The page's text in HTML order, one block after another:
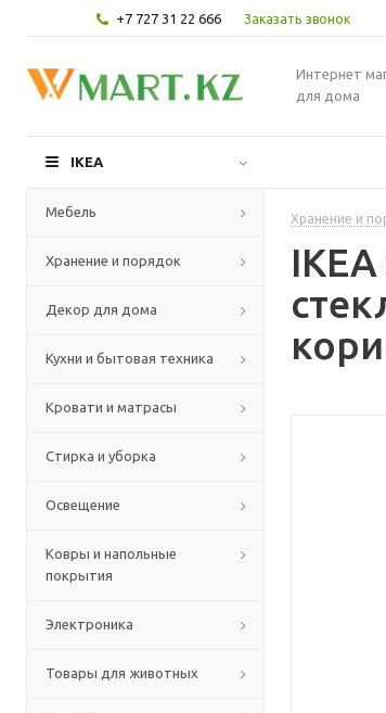
+7 727 31 22 666 Заказать звонок
Интернет
для дома
IKEA
Мебель
Хранение и порядок
Декор для дома
Кухни и бытовая техника
Кровати и матрасы
Стирка и уборка
Освещение
Ковры и напольные
покрытия
Электроника
Товары для животных
Хранение и